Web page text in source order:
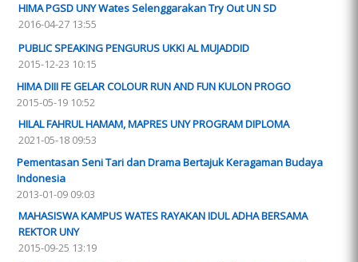
HIMA PGSD UNY Wates Selenggarakan Try Out UN SD
2016-04-27 13:55
PUBLIC SPEAKING PENGURUS UKKI AL MUJADDID
2015-12-23 10:15
HIMA DIII FE GELAR COLOUR RUN AND FUN KULON PROGO
2015-05-19 10:52
HILAL FAHRUL HAMAM, MAPRES UNY PROGRAM DIPLOMA
2021-05-18 09:53
Pementasan Seni Tari dan Drama Bertajuk Keragaman Budaya
Indonesia
2013-01-09 09:03
MAHASISWA KAMPUS WATES RAYAKAN IDUL ADHA BERSAMA
REKTOR UNY
2015-09-25 13:19